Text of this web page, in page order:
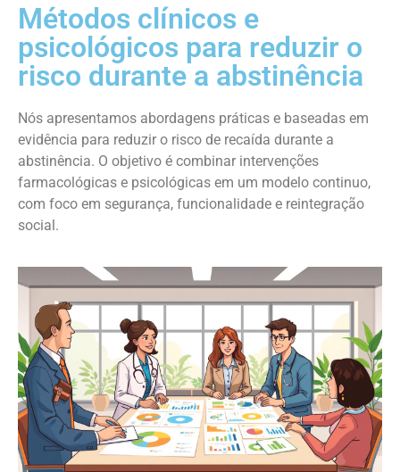
Métodos clínicos e
psicológicos para reduzir o
risco durante a abstinência
Nós apresentamos abordagens práticas e baseadas em
evidência para reduzir o risco de recaída durante a
abstinência. O objetivo é combinar intervenções
farmacológicas e psicológicas em um modelo continuo,
com foco em segurança, funcionalidade e reintegração
social.